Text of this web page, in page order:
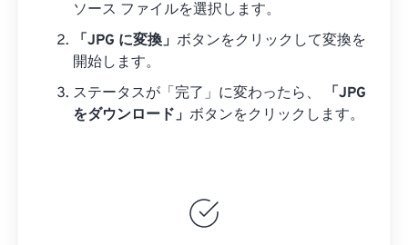
ソース ファイルを選択します。
「JPG に変換」 ボタンをクリックして変換を
開始します。
ステータスが「完了」に変わったら、
「JPG
をダウンロード」 ボタンをクリックします。